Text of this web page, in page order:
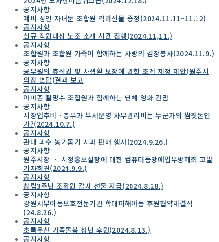
공지사항
예비 성인 자녀둔 조합원 격려선물 증정(2024.11.11~11.12)
공지사항
신규 직원대상 노조 소개 시간 진행(2024.11,11.)
공지사항
조합원과 조합원 가족이 함께하는 사랑의 김장봉사(2024.11.9.)
공지사항
공무원의 휴식권 및 사생활 보장에 관한 조례 제정 제안(원주시
의장 면담)결과 보고
공지사항
아마존 활명수 조합원과 함께하는 단체 영화 관람
공지사항
시장업추비ㆍ총무과 부서운영 사무관리비는 누군가의 쌈짓돈인
가?(2024.10.7.)
공지사항
관내 과수 농가돕기 사과 판매 행사(2024.9.26.)
공지사항
원주시장 ㆍ 시정홍보실장에 대한 컴퓨터등장애업무방해죄 고발
기자회견(2024.9.9.)
공지사항
창립3주년 조합원 감사 선물 지급(2024.8.28.)
공지사항
강원서부아동보호전문기관 학대피해아동 후원협약체결식
(24.8.26.)
공지사항
초록우산 가족돌봄 청년 후원(2024.8.13.)
공지사항